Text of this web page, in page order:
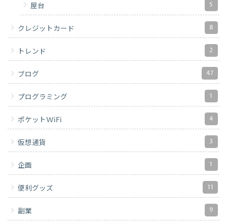
屋台 5
クレジットカード 8
トレンド 2
ブログ 47
プログラミング 1
ポケットWiFi 4
仮想通貨 3
企画 1
便利グッズ 11
副業 9